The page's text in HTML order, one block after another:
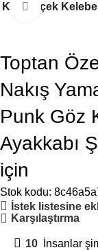
Kalp ÇiçekBüyütmek
Toptan
Nakış
Punk Göz
Ayakkabı
için
Stok kodu:
İstek listesine
Karşılaştırma
10 İnsanlar